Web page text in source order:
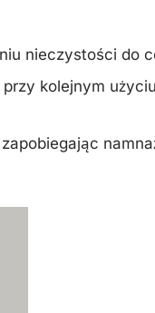
nieczystości do
kolejnym